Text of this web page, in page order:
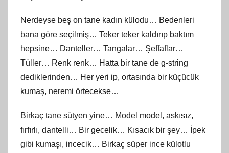
Nerdeyse beş on tane kadın külodu… Bedenleri
bana göre seçilmiş… Teker teker kaldırıp baktım
hepsine… Danteller… Tangalar… Şeffaflar…
Tüller… Renk renk… Hatta bir tane de g-string
dediklerinden… Her yeri ip, ortasında bir küçücük
kumaş, neremi örtecekse…
Birkaç tane sütyen yine… Model model, askısız,
fırfırlı, dantelli… Bir gecelik… Kısacık bir şey… İpek
gibi kumaşı, incecik… Birkaç süper ince külotlu